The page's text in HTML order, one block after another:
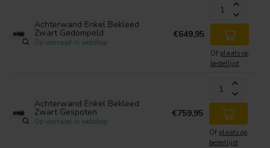
Achterwand Enkel Bekleed
Zwart Gedompeld
Op voorraad in webshop
€649,95
Of plaats op
bestellijst
Achterwand Enkel Bekleed
Zwart Gespoten
Op voorraad in webshop
€759,95
Of plaats op
bestellijst